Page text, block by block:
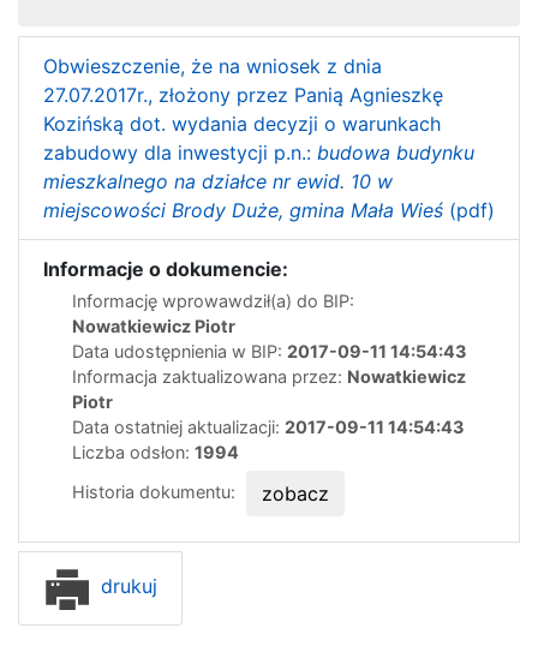
Obwieszczenie, że na wniosek z dnia
27.07.2017r., złożony przez Panią Agnieszkę
Kozińską dot. wydania decyzji o warunkach
zabudowy dla inwestycji p.n.: budowa budynku
mieszkalnego na działce nr ewid. 10 w
miejscowości Brody Duże, gmina Mała Wieś (pdf)
Informacje o dokumencie:
Informację wprowawdził(a) do BIP:
Nowatkiewicz Piotr
Data udostępnienia w BIP: 2017-09-11 14:54:43
Informacja zaktualizowana przez: Nowatkiewicz
Piotr
Data ostatniej aktualizacji: 2017-09-11 14:54:43
Liczba odsłon: 1994
Historia dokumentu:
zobacz
drukuj